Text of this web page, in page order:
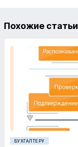
Похожие статьи
БУХГАЛТЕРУ